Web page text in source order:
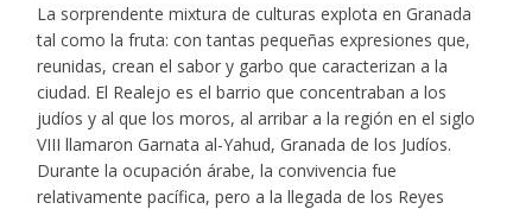
La sorprendente mixtura de culturas explota en Granada
tal como la fruta: con tantas pequeñas expresiones que,
reunidas, crean el sabor y garbo que caracterizan a la
ciudad. El Realejo es el barrio que concentraban a los
judíos y al que los moros, al arribar a la región en el siglo
VIII llamaron Garnata al-Yahud, Granada de los Judíos.
Durante la ocupación árabe, la convivencia fue
relativamente pacífica, pero a la llegada de los Reyes